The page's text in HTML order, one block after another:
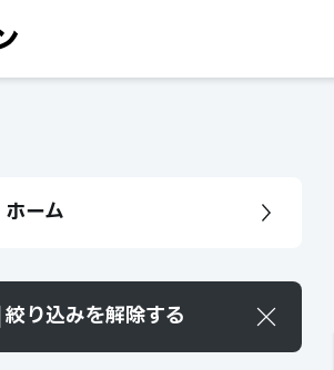
ホーム
絞り込みを解除する